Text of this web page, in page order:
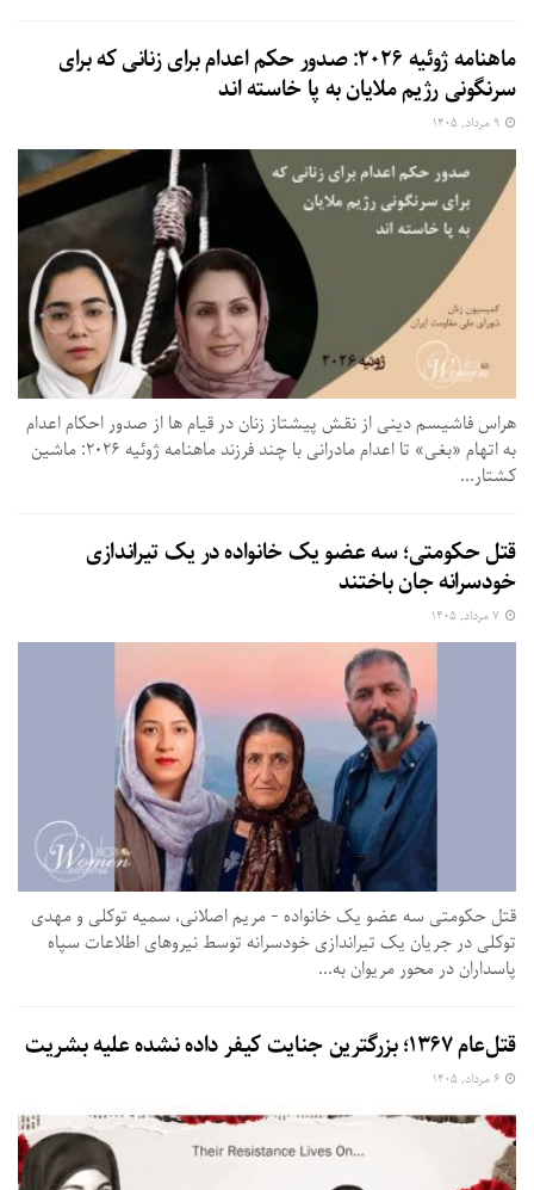
ماهنامه ژوئیه ۲۰۲۶: صدور حکم اعدام برای زنانی که برای
سرنگونی رژیم ملایان به پا خاسته اند
هراس فاشیسم دینی از نقش پیشتاز زنان در قیام ها از صدور احکام اعدام
به اتهام «بغی» تا اعدام مادرانی با چند فرزند ماهنامه ژوئیه ۲۰۲۶: ماشین
کشتار...
قتل حکومتی؛ سه عضو یک خانواده در یک تیراندازی
خودسرانه جان باختند
قتل حکومتی سه عضو یک خانواده - مریم اصلانی، سمیه توکلی و مهدی
توکلی در جریان یک تیراندازی خودسرانه توسط نیروهای اطلاعات سپاه
پاسداران در محور مریوان به...
قتل‌عام ۱۳۶۷؛ بزرگترین جنایت کیفر داده نشده علیه بشریت